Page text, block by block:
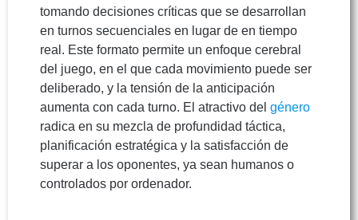
tomando decisiones críticas que se desarrollan
en turnos secuenciales en lugar de en tiempo
real. Este formato permite un enfoque cerebral
del juego, en el que cada movimiento puede ser
deliberado, y la tensión de la anticipación
aumenta con cada turno. El atractivo del género
radica en su mezcla de profundidad táctica,
planificación estratégica y la satisfacción de
superar a los oponentes, ya sean humanos o
controlados por ordenador.